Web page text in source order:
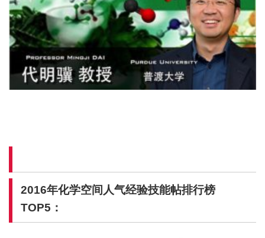
2016年化学空间人气经验技能帖排行榜
TOP5：